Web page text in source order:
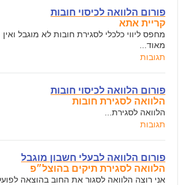
פורום הלוואה לכיסוי חובות
קריית אתא
מחפס ליווי כלכלי לסגירת חובות לא מוגבל
מאוד...
תגובות
פורום הלוואה לכיסוי חובות
הלוואה לסגירת חובות
הלוואה לסגירת...
תגובות
פורום הלוואה לבעלי חשבון מוגבל
הלוואה לסגירת תיקים בהוצל״פ
אני רוצה הלוואה לסגור את החוב בהוצאה